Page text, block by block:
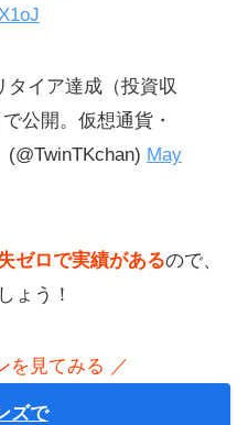
イア達成（投資収
公開。仮想通貨・
(@TwinTKchan) May
ゼロで実績があるので、
ょう！
を見てみる ／
ズで